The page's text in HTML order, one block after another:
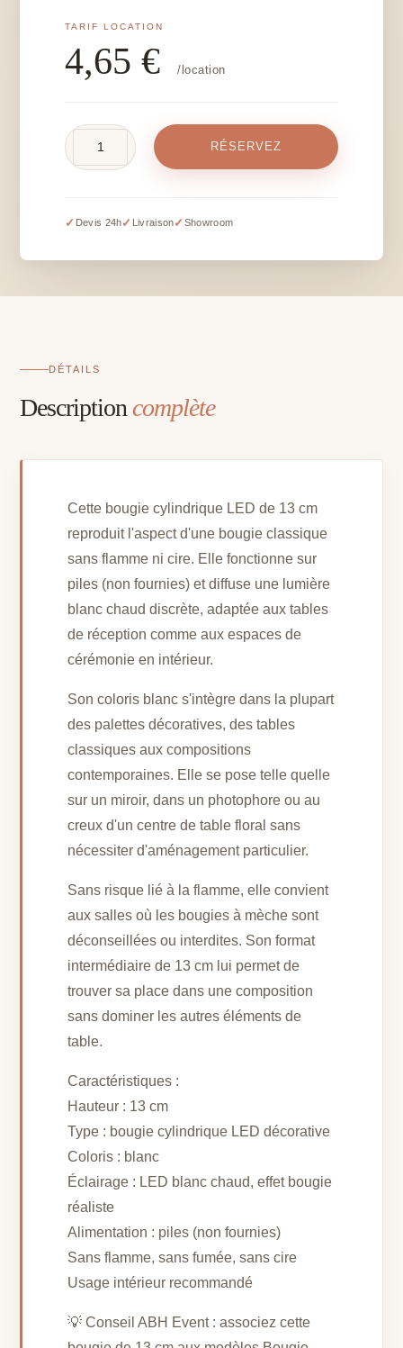
4,65€ /location
LED
13
RÉSERVEZ
✓ Devis 24h✓ Livraison✓ Showroom
DÉTAILS
Description complète
Cette bougie cylindrique LED de 13 cm
reproduit l'aspect d'une bougie classique
sans flamme ni cire. Elle fonctionne sur
piles (non fournies) et diffuse une lumière
blanc chaud discrète, adaptée aux tables
de réception comme aux espaces de
cérémonie en intérieur.
Son coloris blanc s'intègre dans la plupart
des palettes décoratives, des tables
classiques aux compositions
contemporaines. Elle se pose telle quelle
sur un miroir, dans un photophore ou au
creux d'un centre de table floral sans
nécessiter d'aménagement particulier.
Sans risque lié à la flamme, elle convient
aux salles où les bougies à mèche sont
déconseillées ou interdites. Son format
intermédiaire de 13 cm lui permet de
trouver sa place dans une composition
sans dominer les autres éléments de
table.
Caractéristiques :
Hauteur : 13 cm
Type : bougie cylindrique LED décorative
Coloris : blanc
Éclairage : LED blanc chaud, effet bougie
réaliste
Alimentation : piles (non fournies)
Sans flamme, sans fumée, sans cire
Usage intérieur recommandé
💡 Conseil ABH Event : associez cette